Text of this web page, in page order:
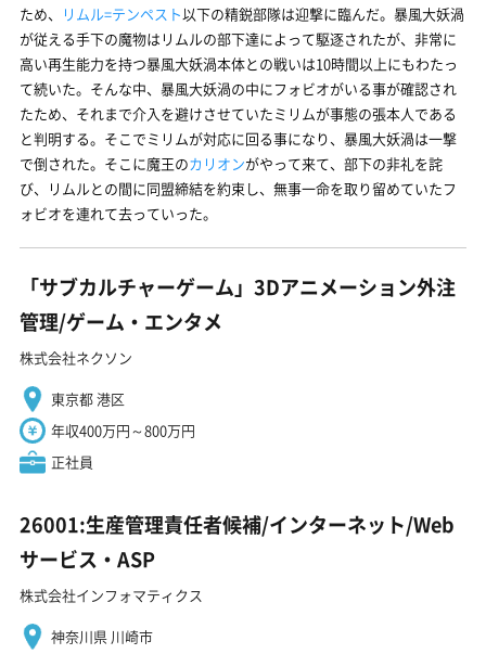
ため、
リムル=テンペスト以下の精鋭部隊は迎撃に臨んだ。暴風大妖渦
が従える手下の魔物はリムルの部下達によって駆逐されたが、非常に
高い再生能力を持つ暴風大妖渦本体との戦いは10時間以上にもわたっ
て続いた。そんな中、暴風大妖渦の中にフォビオがいる事が確認され
たため、それまで介入を避けさせていたミリムが事態の張本人である
と判明する。そこでミリムが対応に回る事になり、暴風大妖渦は一撃
で倒された。そこに魔王のカリオンがやって来て、部下の非礼を詫
び、リムルとの間に同盟締結を約束し、無事一命を取り留めていたフ
ォビオを連れて去っていった。
「サブカルチャーゲーム」3Dアニメーション外注
管理/ゲーム・エンタメ
株式会社ネクソン
東京都 港区
年収400万円～800万円
正社員
26001:生産管理責任者候補/インターネット/Web
サービス・ASP
株式会社インフォマティクス
神奈川県 川崎市